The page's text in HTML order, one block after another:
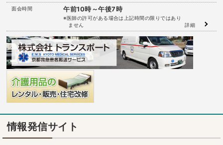
面会時間 午前10時～午後7時
※医師の許可がある場合は上記時間の限りではあり
ません
詳細
情報発信サイト